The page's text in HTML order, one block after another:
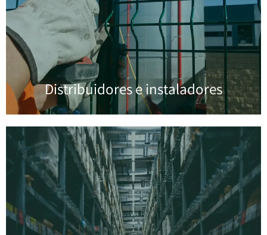
Distribuidores e instaladores